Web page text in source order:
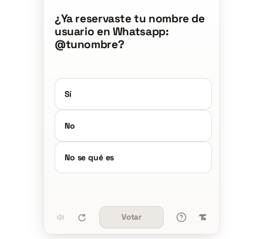
¿Ya reservaste tu nombre de
usuario en Whatsapp:
@tunombre?
Sí
No
No se qué es
Votar